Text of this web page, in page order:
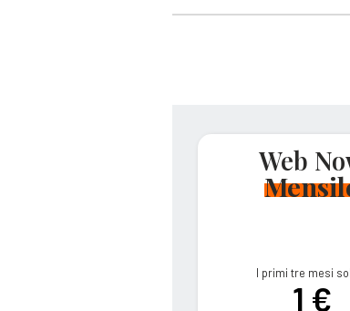
Web
I primi tre mesi
1 €